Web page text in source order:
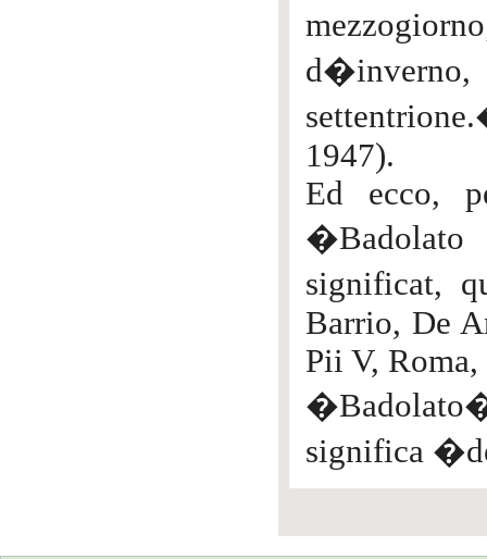
1947).
Ed ecco,
�Badolato
significat,
Barrio, De
Pii V,
significa